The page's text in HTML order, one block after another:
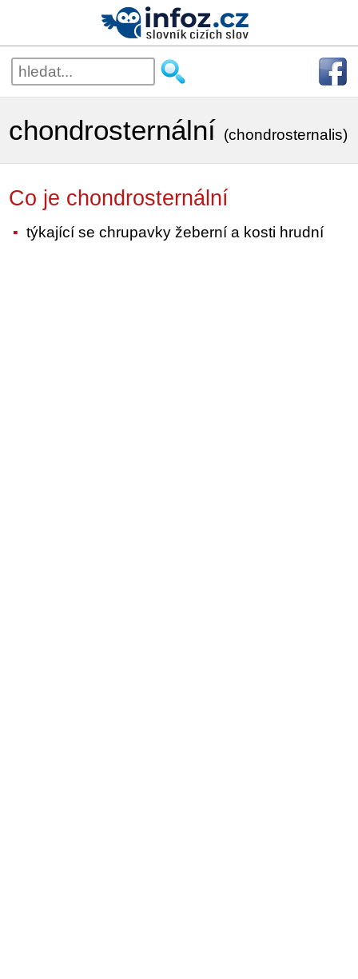
chondrosternální (chondrosternalis)
Co je chondrosternální
týkající se chrupavky žeberní a kosti hrudní